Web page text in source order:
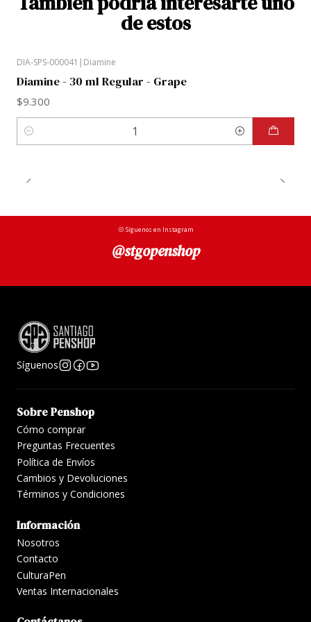
de estos
DIA-SPS-000041 | Diamine
Diamine - 30 ml Regular - Grape
$9.300
Cantidad
Síguenos en Instagram
@stgopenshop
Síguenos
Sobre Penshop
Cómo comprar
Preguntas Frecuentes
Política de Envíos
Cambios y Devoluciones
Términos y Condiciones
Información
Nosotros
Contacto
CulturaPen
Ventas Internacionales